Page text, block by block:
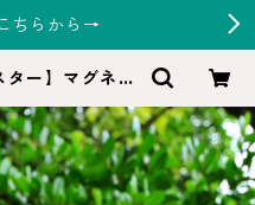
ちらから→
ター】マグネッ